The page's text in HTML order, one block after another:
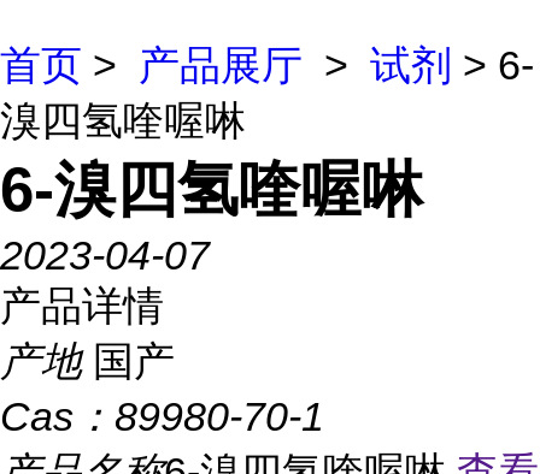
首页 > 产品展厅 > 试剂 > 6-
溴四氢喹喔啉
6-溴四氢喹喔啉
2023-04-07
产品详情
产地 国产
Cas： 89980-70-1